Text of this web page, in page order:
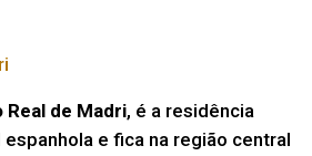
Real de Madri, é a residência
e fica na região central